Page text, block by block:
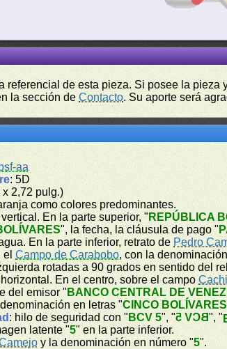
referencial de esta pieza. Si posee la
la sección deContacto. Su aporte será
aa
: 5D
x 2,72 pulg.)
como colores predominantes.
En la parte superior, " REPÚBLICA
", la fecha, la cláusula de pago "
En la parte inferior, retrato de Pedro
elCampo de Carabobo, con la
rotadas a 90 grados en sentido del
En el centro, sobre el campo
del emisor " BANCO CENTRAL DE
en letras "CINCO BOLÍVARES
: hilo de seguridad con " BCV 5", "BCV 5", "
latente "5" en la parte inferior.
y la denominación en número "5".